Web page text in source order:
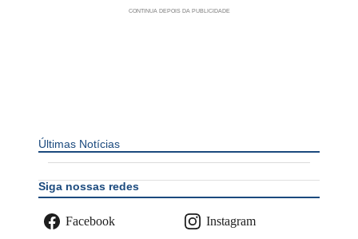
Últimas Notícias
Siga nossas redes
Facebook Instagram